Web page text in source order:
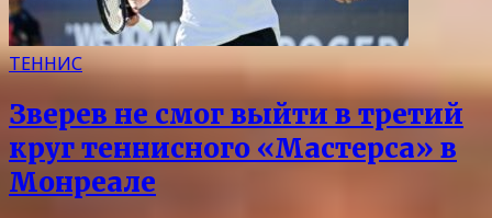
ТЕННИС
Зверев не смог выйти в третий
круг теннисного «Мастерса» в
Монреале